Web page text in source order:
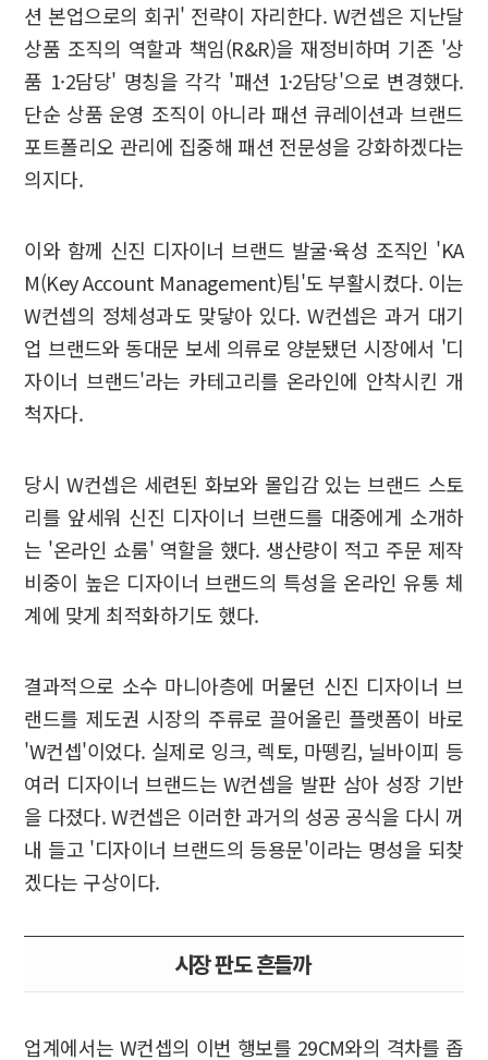
션 본업으로의 회귀' 전략이 자리한다. W컨셉은 지난달
상품 조직의 역할과 책임(R&R)을 재정비하며 기존 '상
품 1·2담당' 명칭을 각각 '패션 1·2담당'으로 변경했다.
단순 상품 운영 조직이 아니라 패션 큐레이션과 브랜드
포트폴리오 관리에 집중해 패션 전문성을 강화하겠다는
의지다.
이와 함께 신진 디자이너 브랜드 발굴·육성 조직인 'KA
M(Key Account Management)팀'도 부활시켰다. 이는
W컨셉의 정체성과도 맞닿아 있다. W컨셉은 과거 대기
업 브랜드와 동대문 보세 의류로 양분됐던 시장에서 '디
자이너 브랜드'라는 카테고리를 온라인에 안착시킨 개
척자다.
당시 W컨셉은 세련된 화보와 몰입감 있는 브랜드 스토
리를 앞세워 신진 디자이너 브랜드를 대중에게 소개하
는 '온라인 쇼룸' 역할을 했다. 생산량이 적고 주문 제작
비중이 높은 디자이너 브랜드의 특성을 온라인 유통 체
계에 맞게 최적화하기도 했다.
결과적으로 소수 마니아층에 머물던 신진 디자이너 브
랜드를 제도권 시장의 주류로 끌어올린 플랫폼이 바로
'W컨셉'이었다. 실제로 잉크, 렉토, 마뗑킴, 닐바이피 등
여러 디자이너 브랜드는 W컨셉을 발판 삼아 성장 기반
을 다졌다. W컨셉은 이러한 과거의 성공 공식을 다시 꺼
내 들고 '디자이너 브랜드의 등용문'이라는 명성을 되찾
겠다는 구상이다.
시장 판도 흔들까
업계에서는 W컨셉의 이번 행보를 29CM와의 격차를 좁